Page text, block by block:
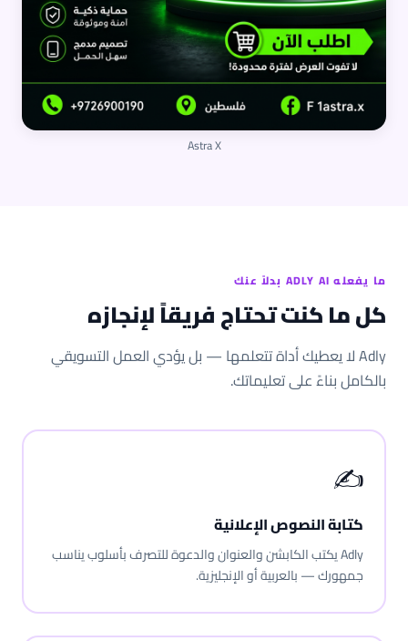
Astra X
ما يفعله ADLY AI بدلاً عنك
كل ما كنت تحتاج فريقاً لإنجازه
Adly لا يعطيك أداة تتعلمها — بل يؤدي العمل التسويقي
بالكامل بناءً على تعليماتك.
✍️
كتابة النصوص الإعلانية
Adly يكتب الكابشن والعنوان والدعوة للتصرف بأسلوب يناسب
جمهورك — بالعربية أو الإنجليزية.